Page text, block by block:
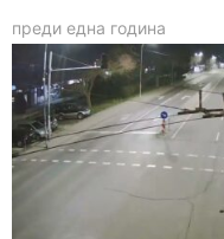
преди една година